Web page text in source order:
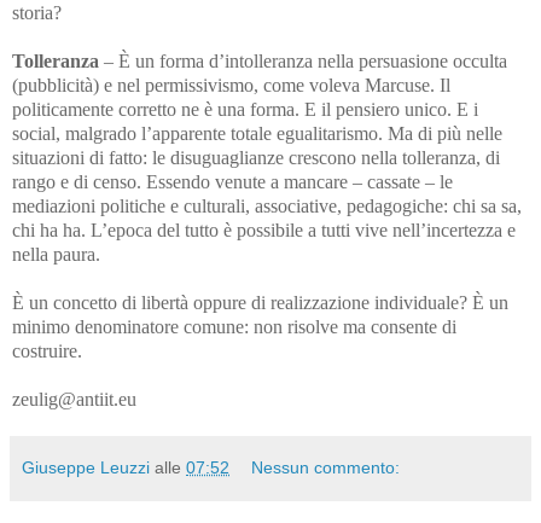
storia?
Tolleranza – È un forma d’intolleranza nella persuasione occulta
(pubblicità) e nel permissivismo, come voleva Marcuse. Il
politicamente corretto ne è una forma. E il pensiero unico. E i
social, malgrado l’apparente totale egualitarismo. Ma di più nelle
situazioni di fatto: le disuguaglianze crescono nella tolleranza, di
rango e di censo. Essendo venute a mancare – cassate – le
mediazioni politiche e culturali, associative, pedagogiche: chi sa sa,
chi ha ha. L’epoca del tutto è possibile a tutti vive nell’incertezza e
nella paura.
È un concetto di libertà oppure di realizzazione individuale? È un
minimo denominatore comune: non risolve ma consente di
costruire.
zeulig@antiit.eu
Giuseppe Leuzzi alle 07:52 Nessun commento: